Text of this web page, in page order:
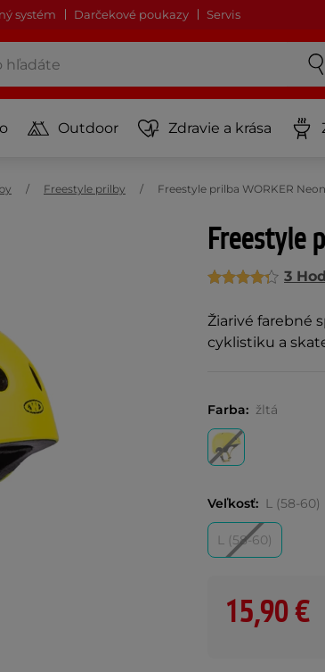
systém Darčekové poukazy Servis
Outdoor Zdravie a krása
Freestyle prilby Freestyle prilba WORKER
Freestyle
3
Žiarivé farebné
cyklistiku a
Farba: žltá
Veľkosť: L (58-60)
L (58-60)
15,90 €